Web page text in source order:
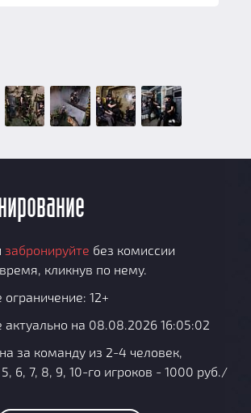
забронируйте без комиссии
кликнув по нему.
ограничение: 12+
актуально на 08.08.2026 16:05:02
за команду из 2-4 человек,
6, 7, 8, 9, 10-го игроков - 1000 руб./